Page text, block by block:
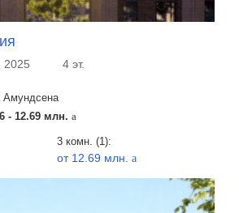
2025 4 эт.
Амундсена
- 12.69 млн. a
3 комн. (1):
от 12.69 млн. a